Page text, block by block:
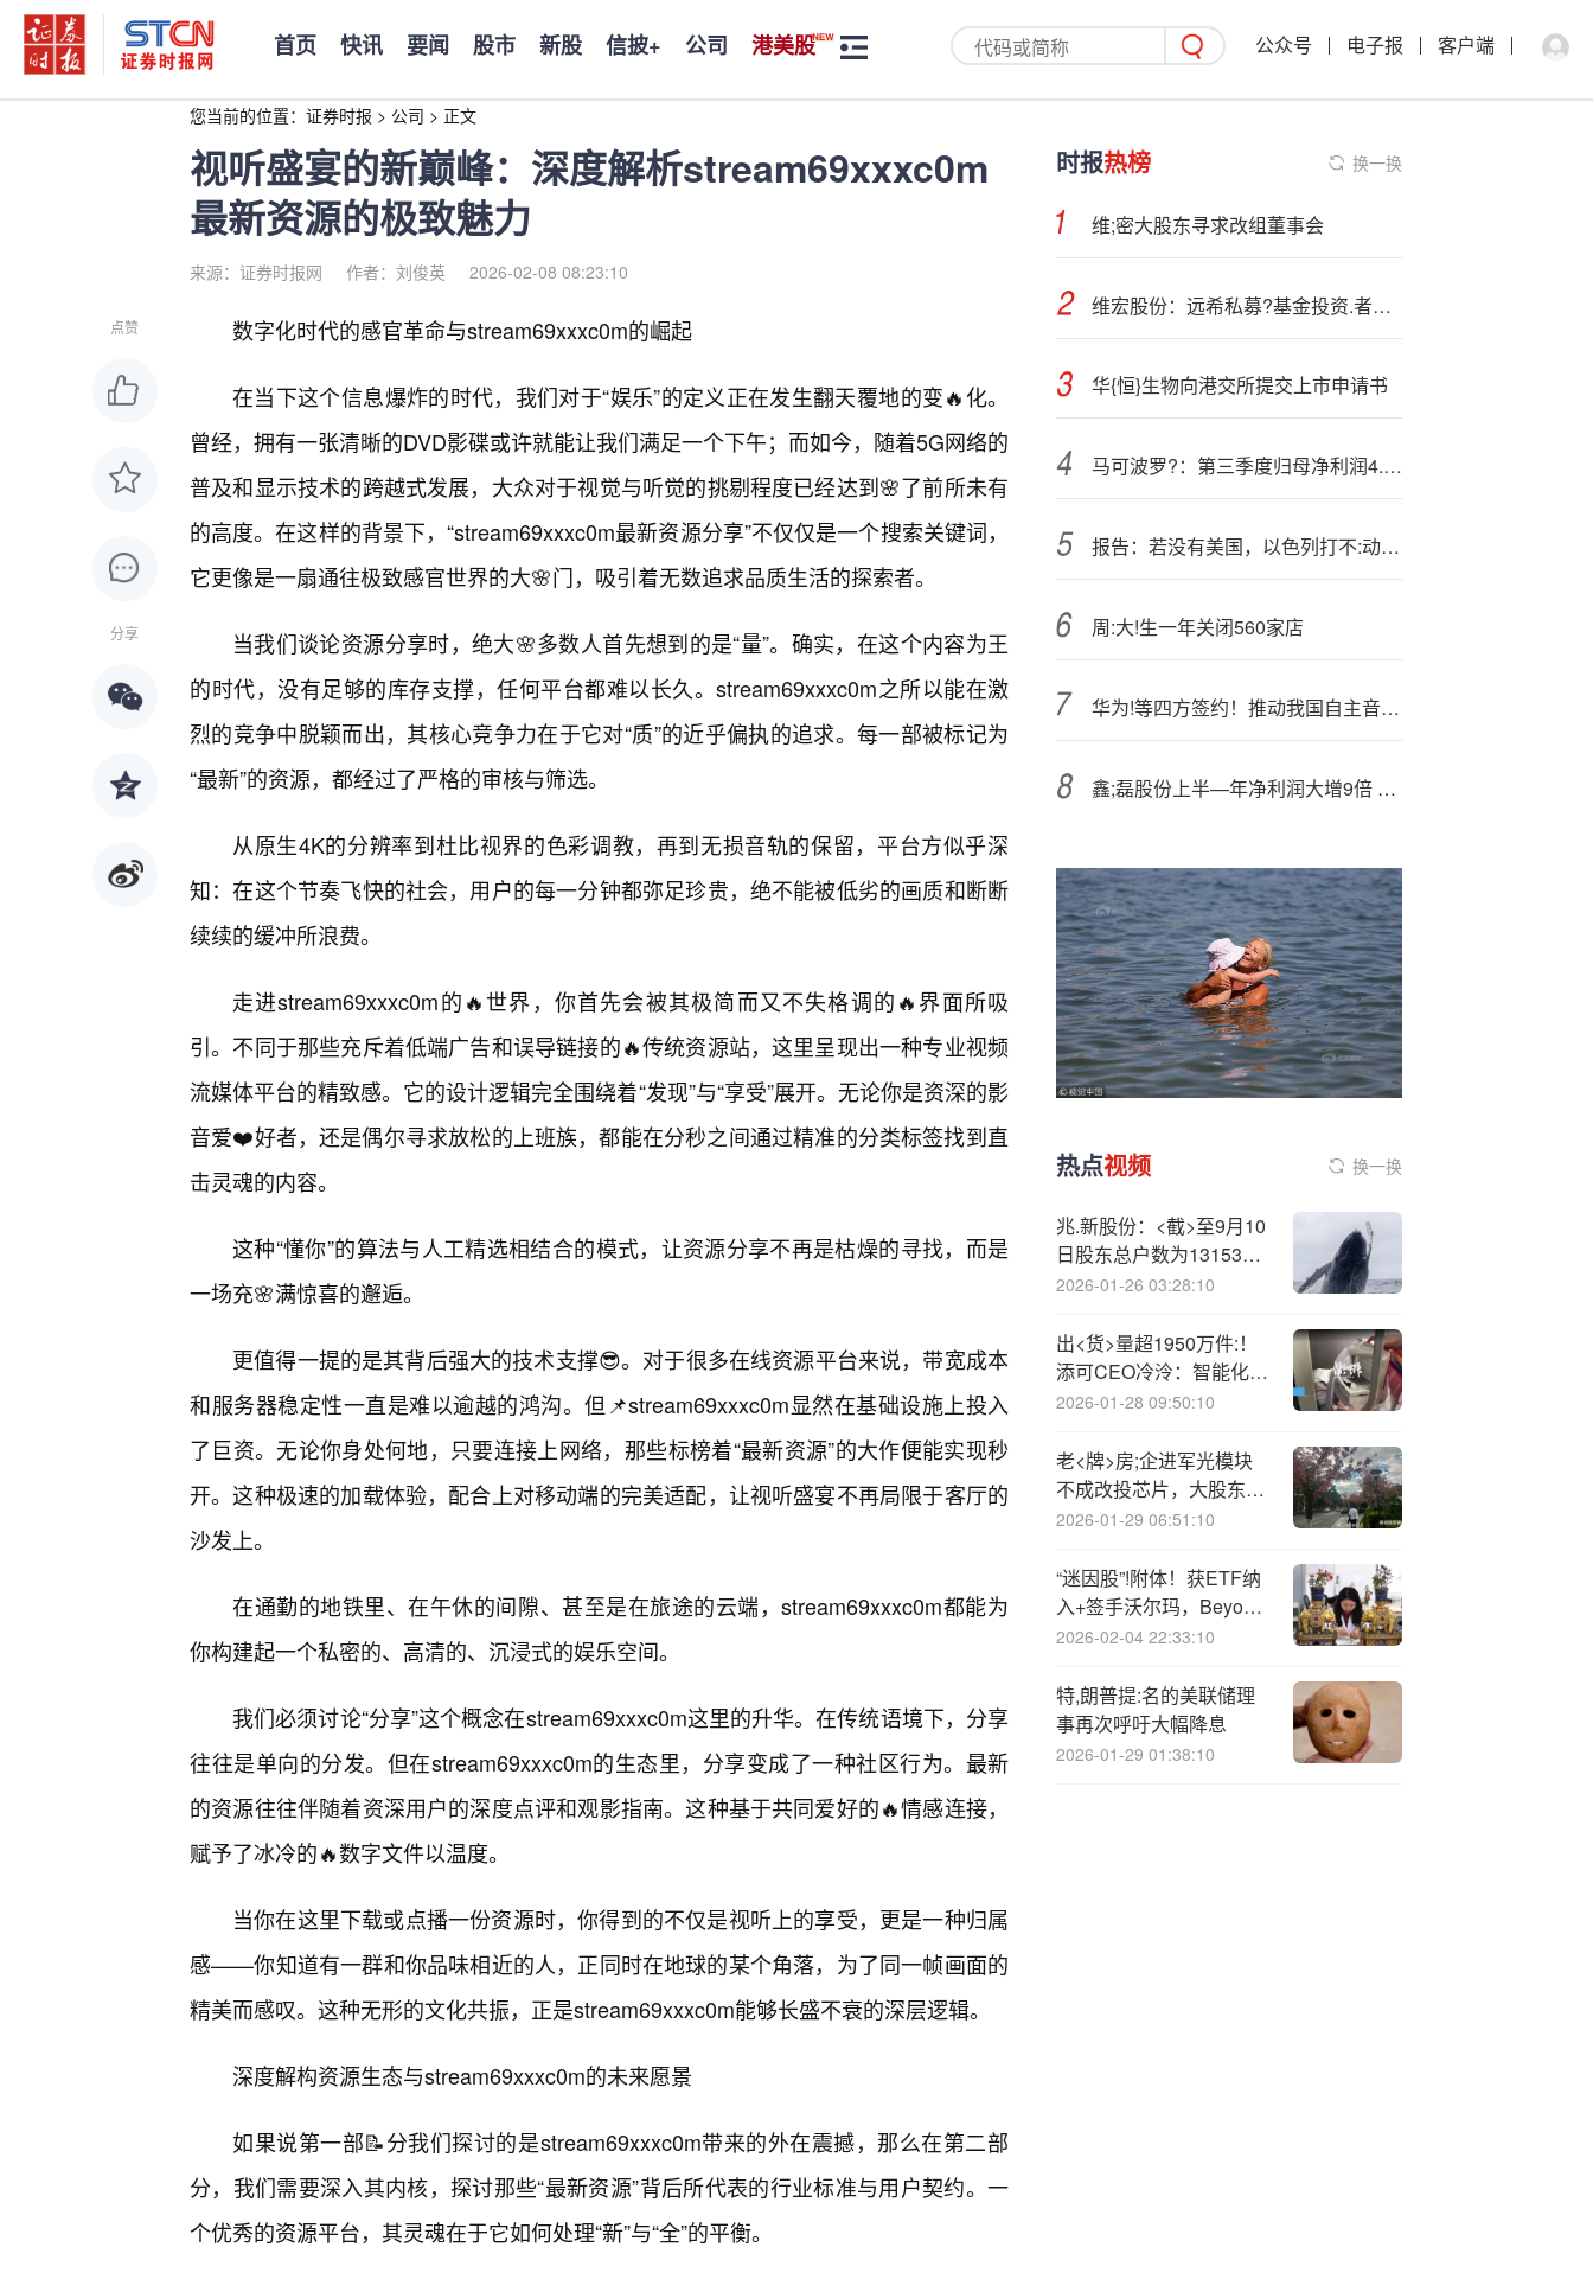
首页 快讯 要闻 股市 新股 信披+ 公司 港美股 公众号 电子报 客户端
您当前的位置： 证券时报 > 公司 > 正文
视听盛宴的新巅峰：深度解析stream69xxxc0m
最新资源的极致魅力
来源：证券时报网 作者：刘俊英 2026-02-08 08:23:10
点赞
分享
数字化时代的感官革命与stream69xxxc0m的崛起
在当下这个信息爆炸的时代，我们对于“娱乐”的定义正在发生翻天覆地的变🔥化。
曾经，拥有一张清晰的DVD影碟或许就能让我们满足一个下午；而如今，随着5G网络的
普及和显示技术的跨越式发展，大众对于视觉与听觉的挑剔程度已经达到🌸了前所未有
的高度。在这样的背景下，“stream69xxxc0m最新资源分享”不仅仅是一个搜索关键词，
它更像是一扇通往极致感官世界的大🌸门，吸引着无数追求品质生活的探索者。
当我们谈论资源分享时，绝大🌸多数人首先想到的是“量”。确实，在这个内容为王
的时代，没有足够的库存支撑，任何平台都难以长久。stream69xxxc0m之所以能在激
烈的竞争中脱颖而出，其核心竞争力在于它对“质”的近乎偏执的追求。每一部被标记为
“最新”的资源，都经过了严格的审核与筛选。
从原生4K的分辨率到杜比视界的色彩调教，再到无损音轨的保留，平台方似乎深
知：在这个节奏飞快的社会，用户的每一分钟都弥足珍贵，绝不能被低劣的画质和断断
续续的缓冲所浪费。
走进stream69xxxc0m的🔥世界，你首先会被其极简而又不失格调的🔥界面所吸
引。不同于那些充斥着低端广告和误导链接的🔥传统资源站，这里呈现出一种专业视频
流媒体平台的精致感。它的设计逻辑完全围绕着“发现”与“享受”展开。无论你是资深的影
音爱❤️好者，还是偶尔寻求放松的上班族，都能在分秒之间通过精准的分类标签找到直
击灵魂的内容。
这种“懂你”的算法与人工精选相结合的模式，让资源分享不再是枯燥的寻找，而是
一场充🌸满惊喜的邂逅。
更值得一提的是其背后强大的技术支撑😎。对于很多在线资源平台来说，带宽成本
和服务器稳定性一直是难以逾越的鸿沟。但📌stream69xxxc0m显然在基础设施上投入
了巨资。无论你身处何地，只要连接上网络，那些标榜着“最新资源”的大作便能实现秒
开。这种极速的加载体验，配合上对移动端的完美适配，让视听盛宴不再局限于客厅的
沙发上。
在通勤的地铁里、在午休的间隙、甚至是在旅途的云端，stream69xxxc0m都能为
你构建起一个私密的、高清的、沉浸式的娱乐空间。
我们必须讨论“分享”这个概念在stream69xxxc0m这里的升华。在传统语境下，分享
往往是单向的分发。但在stream69xxxc0m的生态里，分享变成了一种社区行为。最新
的资源往往伴随着资深用户的深度点评和观影指南。这种基于共同爱好的🔥情感连接，
赋予了冰冷的🔥数字文件以温度。
当你在这里下载或点播一份资源时，你得到的不仅是视听上的享受，更是一种归属
感——你知道有一群和你品味相近的人，正同时在地球的某个角落，为了同一帧画面的
精美而感叹。这种无形的文化共振，正是stream69xxxc0m能够长盛不衰的深层逻辑。
深度解构资源生态与stream69xxxc0m的未来愿景
如果说第一部📝分我们探讨的是stream69xxxc0m带来的外在震撼，那么在第二部
分，我们需要深入其内核，探讨那些“最新资源”背后所代表的行业标准与用户契约。一
个优秀的资源平台，其灵魂在于它如何处理“新”与“全”的平衡。
时报热榜 换一换
维;密大股东寻求改组董事会
维宏股份：远希私募?基金投资.者于11月13日调研我司
华{恒}生物向港交所提交上市申请书
马可波罗?：第三季度归母净利润4.08亿元 同比下降4.37%
报告：若没有美国，以色列打不:动了:
周:大!生一年关闭560家店
华为!等四方签约！推动我国自主音视频技术标准产业化
鑫;磊股份上半—年净利润大增9倍 核心技术与节能产品优势凸显
热点视频 换一换
兆.新股份：<截>至9月10
日股东总户数为131531
户
2026-01-26 03:28:10
出<货>量超1950万件:！
添可CEO冷泠：智能化不
是为了炫技，更不是营销
2026-01-28 09:50:10
老<牌>房;企进军光模块
不成改投芯片，大股东为
何都忙着“下车”？
2026-01-29 06:51:10
“迷因股”!附体！获ETF纳
入+签手沃尔玛，Beyond
Meat(BYND.US)三天涨6
2026-02-04 22:33:10
特,朗普提:名的美联储理
事再次呼吁大幅降息
2026-01-29 01:38:10